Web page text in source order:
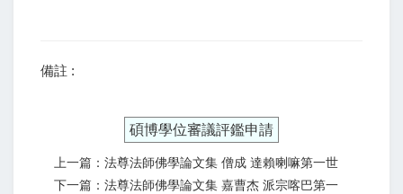
備註 :
碩博學位審議評鑑申請
上一篇：法尊法師佛學論文集 僧成 達賴喇嘛第一世
下一篇：法尊法師佛學論文集 嘉曹杰 派宗喀巴第一